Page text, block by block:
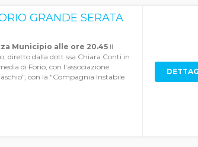
GRANDE SERATA
Municipio alle ore 20.45Il
diretto dalla dott.ssa Chiara Conti in
di Forio, con l'associazione
con la "Compagnia Instabile